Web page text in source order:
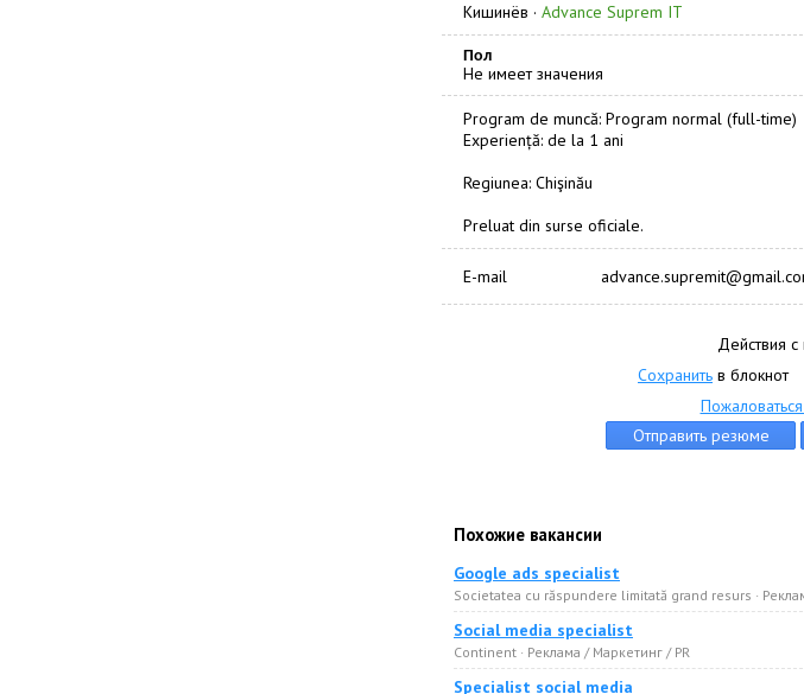
Кишинёв · Advance Suprem IT
Пол
Не имеет значения
Program de muncă: Program normal (full-time)
Experiență: de la 1 ani
Regiunea: Chişinău
Preluat din surse oficiale.
E-mail
Действия с
Сохранить в блокнот
Похожие вакансии
Google ads specialist
Societatea cu răspundere limitată grand resurs ·
Social media specialist
Continent · Реклама / Маркетинг / PR
Specialist social media